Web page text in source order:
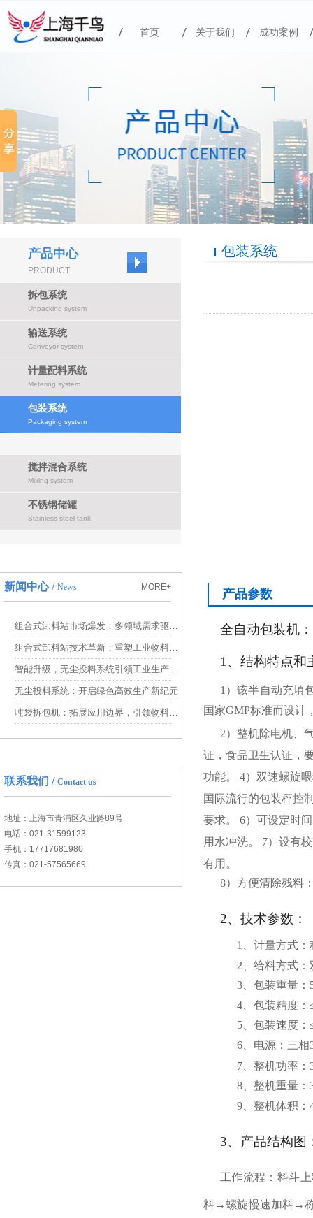
首页 关于我们 成功案例
产品中心
PRODUCT
拆包系统
Unpacking system
输送系统
Conveyor system
计量配料系统
Metering system
包装系统
Packaging system
搅拌混合系统
Mixing system
不锈钢储罐
Stainless steel tank
新闻中心 / News MORE+
组合式卸料站市场爆发：多领域需求驱动行业高速增长
组合式卸料站技术革新：重塑工业物料处理效率品牌
智能升级，无尘投料系统引领工业生产新变革
无尘投料系统：开启绿色高效生产新纪元
吨袋拆包机：拓展应用边界，引领物料拆包新趋势
联系我们 / Contact us
地址：上海市青浦区久业路89号
电话：021-31599123
手机：17717681980
传真：021-57565669
包装系统
产品参数
全自动包装机 ：
1、结构特点和
1）该半自动充填
国家GMP标准而设计
2）整机除电机、
证，食品卫生认证，
功能。 4）双速螺旋
国际流行的包装秤控
要求。 6）可设定时
用水冲洗。 7）设有
有用。
8）方便清除残料
2、技术参数：
1、计量方式
2、给料方式
3、包装重量
4、包装精度：
5、包装速度：
6、电源：三相
7、整机功率：
8、整机重量：
9、整机体积：
3、产品结构图
工作流程：料斗
料→螺旋慢速加料→